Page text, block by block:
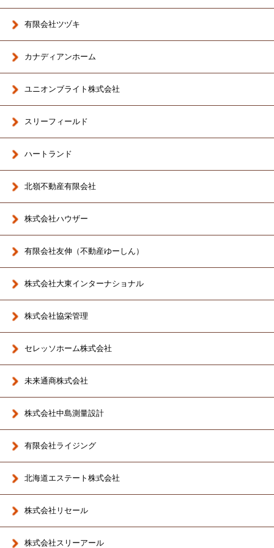
有限会社ツヅキ
カナディアンホーム
ユニオンブライト株式会社
スリーフィールド
ハートランド
北嶺不動産有限会社
株式会社ハウザー
有限会社友伸（不動産ゆーしん）
株式会社大東インターナショナル
株式会社協栄管理
セレッソホーム株式会社
未来通商株式会社
株式会社中島測量設計
有限会社ライジング
北海道エステート株式会社
株式会社リセール
株式会社スリーアール